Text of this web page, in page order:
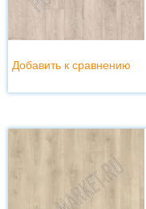
Добавить к сравнению